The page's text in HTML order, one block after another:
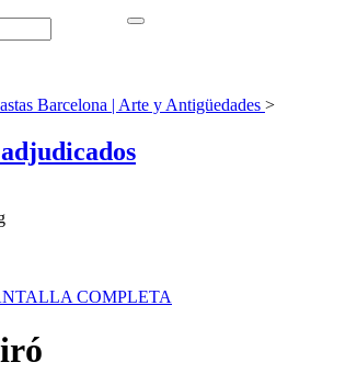
Barcelona | Arte y Antigüedades >
COMPLETA